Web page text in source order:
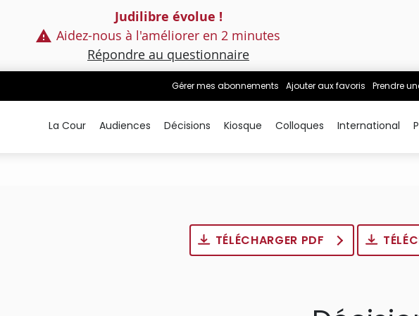
Judilibre évolue !
Aidez-nous à l'améliorer en 2 minutes
Répondre au questionnaire
Gérer mes abonnements Ajouter aux favoris Prendre
La Cour Audiences Décisions Kiosque Colloques International
TÉLÉCHARGER PDF